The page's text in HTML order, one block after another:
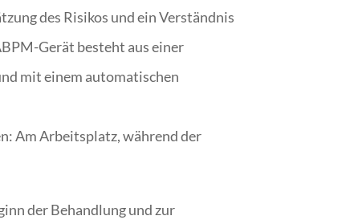
des Risikos und ein Verständnis
Gerät besteht aus einer
mit einem automatischen
Am Arbeitsplatz, während der
der Behandlung und zur